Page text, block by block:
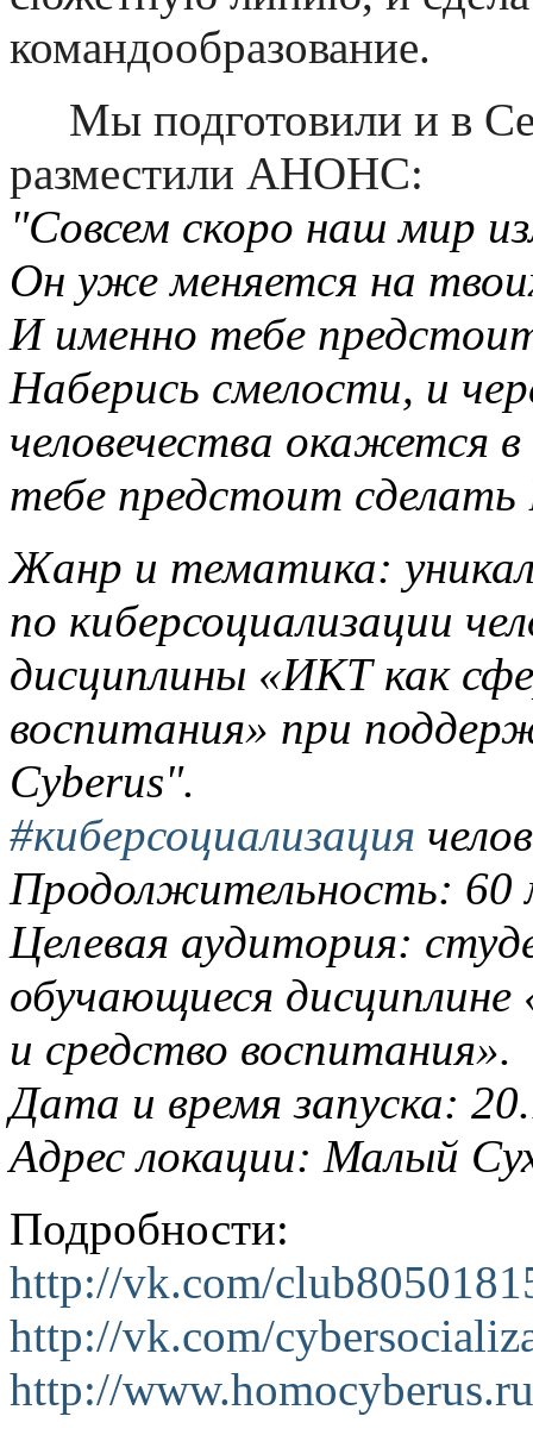
командообразование.
Мы подготовили и в
разместили АНОНС:
"Совсем скоро наш мир
Он уже меняется на
И именно тебе
Наберись смелости, и
человечества окажется
тебе предстоит
Жанр и тематика:
по киберсоциализации
дисциплины «ИКТ как
воспитания» при
Cyberus".
#киберсоциализация
Продолжительность: 60
Целевая аудитория:
обучающиеся
и средство воспитания».
Дата и время запуска:
Адрес локации: Малый
Подробности:
http://vk.com/
http://vk.com/
http://www.homocyberus.ru